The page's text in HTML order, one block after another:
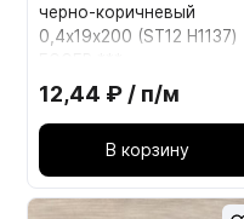
черно-коричневый
0,4х19х200 (ST12 H1137)
12,44 ₽ / п/м
В корзину